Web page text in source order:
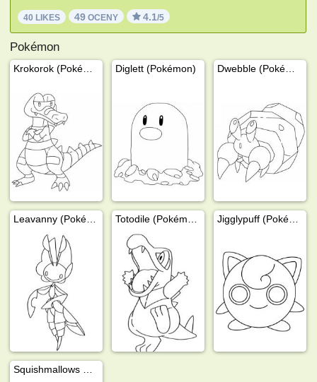
40 LIKES 49 OCENY 4.1/5
Pokémon
Diglett (Pokémon)